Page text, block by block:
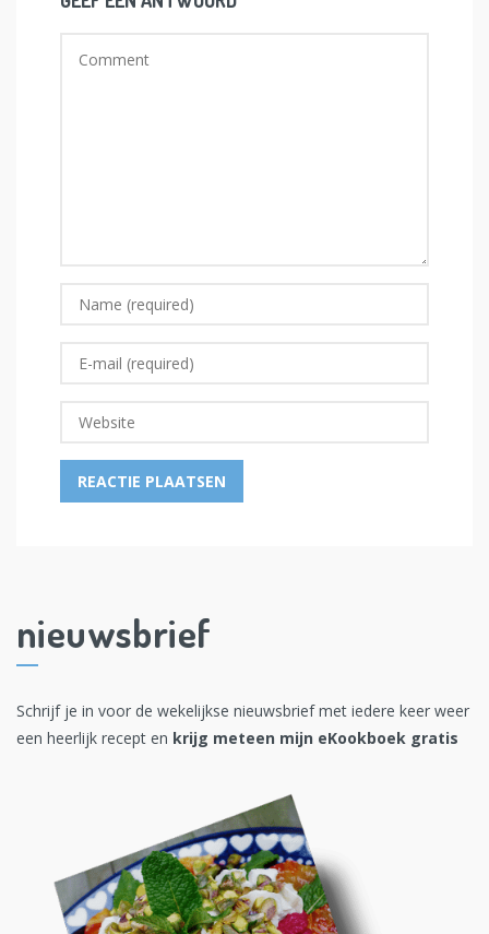
nieuwsbrief
Schrijf je in voor de wekelijkse nieuwsbrief met iedere keer weer
een heerlijk recept en krijg meteen mijn eKookboek gratis